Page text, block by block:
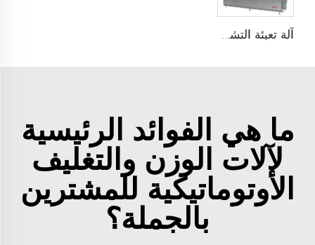
آلة تعبئة التشكيل الحراري
ما هي الفوائد الرئيسية
لآلات الوزن والتغليف
الأوتوماتيكية للمشترين
بالجملة؟